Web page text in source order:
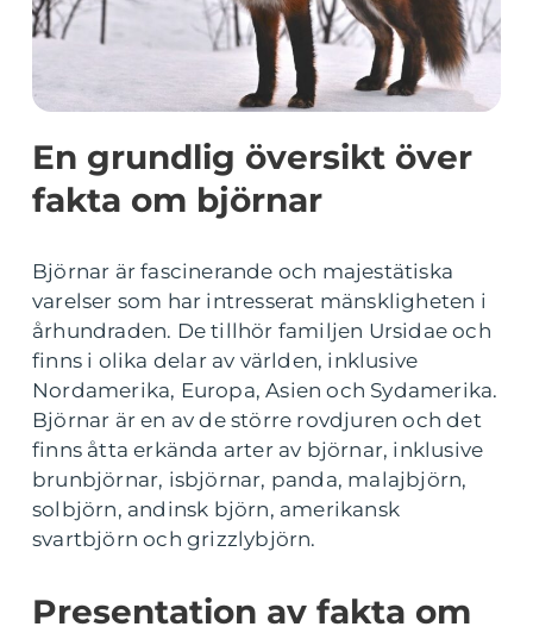
En grundlig översikt över
fakta om björnar
Björnar är fascinerande och majestätiska
varelser som har intresserat mänskligheten i
århundraden. De tillhör familjen Ursidae och
finns i olika delar av världen, inklusive
Nordamerika, Europa, Asien och Sydamerika.
Björnar är en av de större rovdjuren och det
finns åtta erkända arter av björnar, inklusive
brunbjörnar, isbjörnar, panda, malajbjörn,
solbjörn, andinsk björn, amerikansk
svartbjörn och grizzlybjörn.
Presentation av fakta om